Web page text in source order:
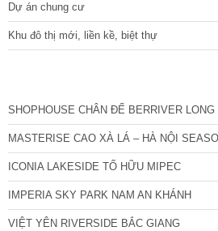
Dự án chung cư
Khu đô thị mới, liền kề, biệt thự
SHOPHOUSE CHÂN ĐẾ BERRIVER LONG
MASTERISE CAO XÀ LÁ – HÀ NỘI
ICONIA LAKESIDE TỐ HỮU MIPEC
IMPERIA SKY PARK NAM AN KHÁNH
VIỆT YÊN RIVERSIDE BẮC GIANG